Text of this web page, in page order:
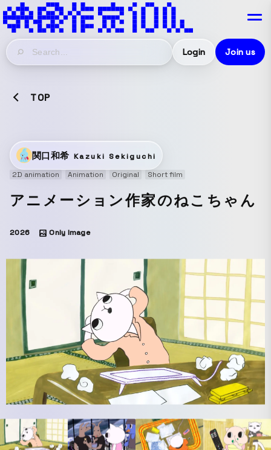
Login Join us
TOP
関口和希 Kazuki Sekiguchi
2D animation
Animation Original Short film
アニメーション作家のねこちゃん
2026 Only Image